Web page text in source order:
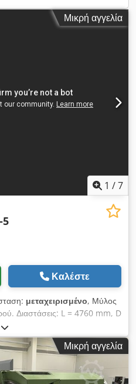
Μικρή αγγελία
1 /7
5
Καλέστε
μεταχειρισμένο, Μύλος
Διαστάσεις: L = 4760 mm, D
εργασίας: 760 mm.
Μικρή αγγελία